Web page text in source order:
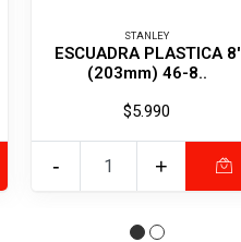
STANLEY
ESCUADRA PLASTICA 8'
(203mm) 46-8..
$5.990
+
-